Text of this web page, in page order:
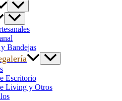
Bandejas
Escritorio
Living y Otros